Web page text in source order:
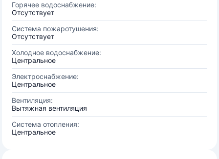
Горячее водоснабжение:
Отсутствует
Система пожаротушения:
Отсутствует
Холодное водоснабжение:
Центральное
Электроснабжение:
Центральное
Вентиляция:
Вытяжная вентиляция
Система отопления:
Центральное